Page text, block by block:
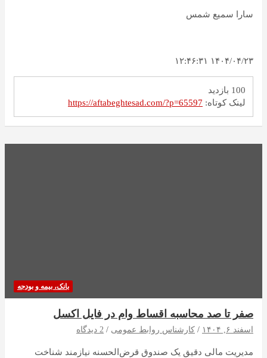
سارا سمیع شمس
۱۴۰۴/۰۴/۲۳ ۱۲:۴۶:۳۱
100 بازدید
لینک کوتاه: https://aftabeghtesad.com/?p=65597
بانک، بیمه و بودجه
صفر تا صد محاسبه اقساط وام در فایل اکسل
اسفند ۶, ۱۴۰۴ کارشناس روابط عمومی 2 دیدگاه
مدیریت مالی دقیق یک صندوق قرض‌الحسنه نیازمند شناخت